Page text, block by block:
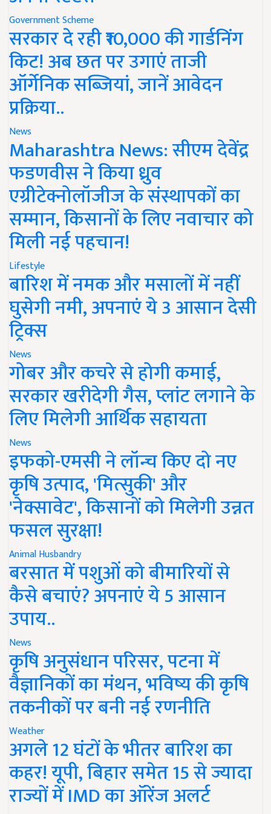
Government Scheme
सरकार दे रही ₹10,000 की गार्डनिंग
किट! अब छत पर उगाएं ताजी
ऑर्गेनिक सब्जियां, जानें आवेदन
प्रक्रिया..
News
Maharashtra News: सीएम देवेंद्र
फडणवीस ने किया ध्रुव
एग्रीटेक्नोलॉजीज के संस्थापकों का
सम्मान, किसानों के लिए नवाचार को
मिली नई पहचान!
Lifestyle
बारिश में नमक और मसालों में नहीं
घुसेगी नमी, अपनाएं ये 3 आसान देसी
ट्रिक्स
News
गोबर और कचरे से होगी कमाई,
सरकार खरीदेगी गैस, प्लांट लगाने के
लिए मिलेगी आर्थिक सहायता
News
इफको-एमसी ने लॉन्च किए दो नए
कृषि उत्पाद, 'मित्सुकी' और
'नेक्सावेट', किसानों को मिलेगी उन्नत
फसल सुरक्षा!
Animal Husbandry
बरसात में पशुओं को बीमारियों से
कैसे बचाएं? अपनाएं ये 5 आसान
उपाय..
News
कृषि अनुसंधान परिसर, पटना में
वैज्ञानिकों का मंथन, भविष्य की कृषि
तकनीकों पर बनी नई रणनीति
Weather
अगले 12 घंटों के भीतर बारिश का
कहर! यूपी, बिहार समेत 15 से ज्यादा
राज्यों में IMD का ऑरेंज अलर्ट